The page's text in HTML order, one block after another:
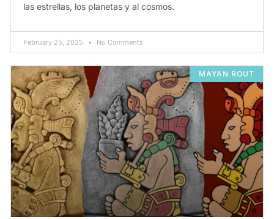
las estrellas, los planetas y al cosmos.
February 25, 2025 No Comments
MAYAN ROUT